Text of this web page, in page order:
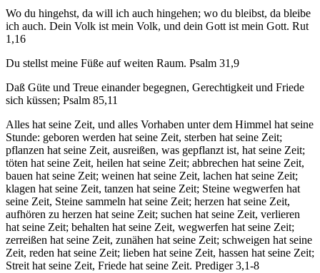
Wo du hingehst, da will ich auch hingehen; wo du bleibst, da bleibe
ich auch. Dein Volk ist mein Volk, und dein Gott ist mein Gott. Rut
1,16
Du stellst meine Füße auf weiten Raum. Psalm 31,9
Daß Güte und Treue einander begegnen, Gerechtigkeit und Friede
sich küssen; Psalm 85,11
Alles hat seine Zeit, und alles Vorhaben unter dem Himmel hat seine
Stunde: geboren werden hat seine Zeit, sterben hat seine Zeit;
pflanzen hat seine Zeit, ausreißen, was gepflanzt ist, hat seine Zeit;
töten hat seine Zeit, heilen hat seine Zeit; abbrechen hat seine Zeit,
bauen hat seine Zeit; weinen hat seine Zeit, lachen hat seine Zeit;
klagen hat seine Zeit, tanzen hat seine Zeit; Steine wegwerfen hat
seine Zeit, Steine sammeln hat seine Zeit; herzen hat seine Zeit,
aufhören zu herzen hat seine Zeit; suchen hat seine Zeit, verlieren
hat seine Zeit; behalten hat seine Zeit, wegwerfen hat seine Zeit;
zerreißen hat seine Zeit, zunähen hat seine Zeit; schweigen hat seine
Zeit, reden hat seine Zeit; lieben hat seine Zeit, hassen hat seine Zeit;
Streit hat seine Zeit, Friede hat seine Zeit. Prediger 3,1-8